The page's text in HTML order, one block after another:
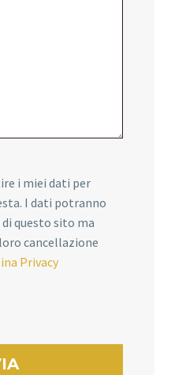
i miei dati per
I dati potranno
questo sito ma
cancellazione
Privacy